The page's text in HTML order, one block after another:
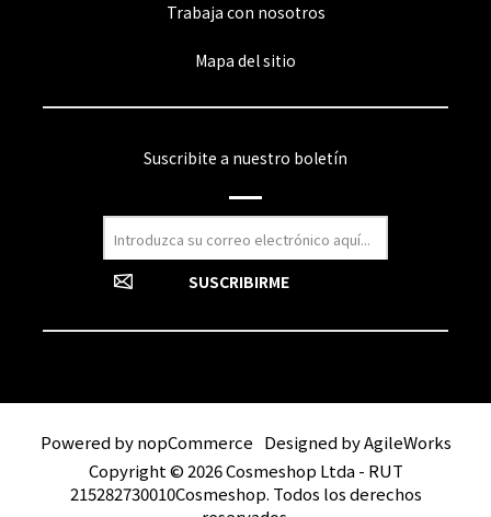
Trabaja con nosotros
Mapa del sitio
Suscribite a nuestro boletín
Powered bynopCommerce Designed byAgileWorks
Copyright © 2026 Cosmeshop Ltda - RUT
215282730010Cosmeshop. Todos los derechos